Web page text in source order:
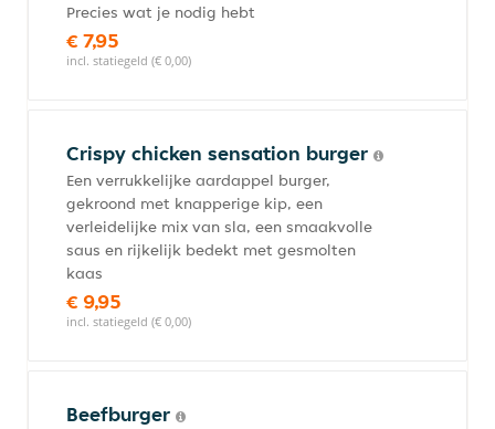
Precies wat je nodig hebt
€ 7,95
incl. statiegeld (€ 0,00)
Crispy chicken sensation burger
Een verrukkelijke aardappel burger,
gekroond met knapperige kip, een
verleidelijke mix van sla, een smaakvolle
saus en rijkelijk bedekt met gesmolten
kaas
€ 9,95
incl. statiegeld (€ 0,00)
Beefburger